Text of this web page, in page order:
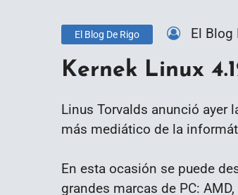
El Blog De Rigo El Blog
Kernek Linux
Linus Torvalds anunció ayer
más mediático de la
En esta ocasión se puede
grandes marcas de PC: